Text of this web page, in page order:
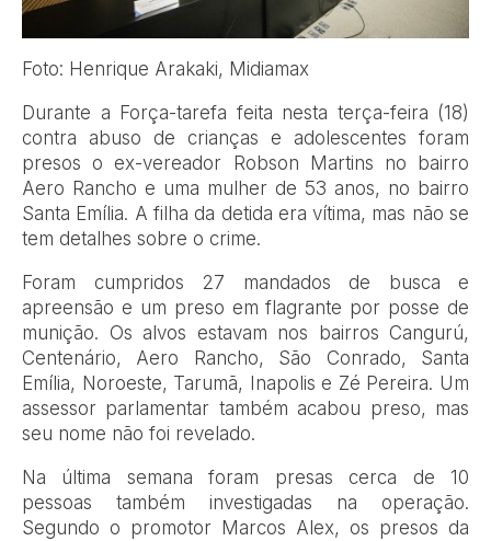
Foto: Henrique Arakaki, Midiamax
Durante a Força-tarefa feita nesta terça-feira (18)
contra abuso de crianças e adolescentes foram
presos o ex-vereador Robson Martins no bairro
Aero Rancho e uma mulher de 53 anos, no bairro
Santa Emília. A filha da detida era vítima, mas não se
tem detalhes sobre o crime.
Foram cumpridos 27 mandados de busca e
apreensão e um preso em flagrante por posse de
munição. Os alvos estavam nos bairros Cangurú,
Centenário, Aero Rancho, São Conrado, Santa
Emília, Noroeste, Tarumã, Inapolis e Zé Pereira. Um
assessor parlamentar também acabou preso, mas
seu nome não foi revelado.
Na última semana foram presas cerca de 10
pessoas também investigadas na operação.
Segundo o promotor Marcos Alex, os presos da